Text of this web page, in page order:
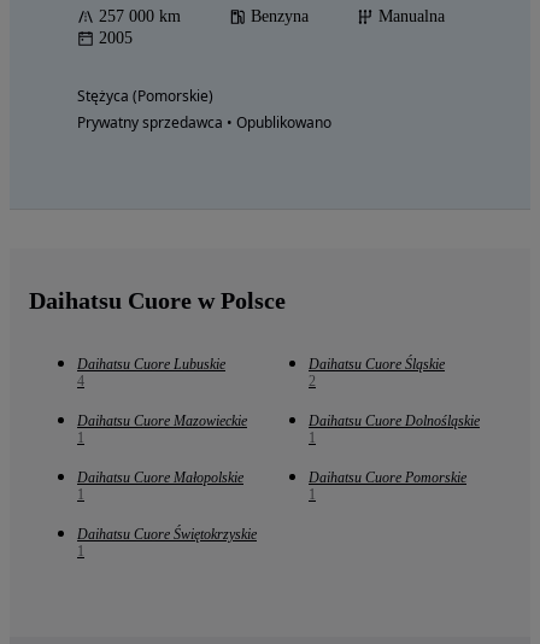
257 000 km Benzyna
Manualna
2005
Stężyca (Pomorskie)
Prywatny sprzedawca • Opublikowano
Daihatsu Cuore w Polsce
Daihatsu Cuore Lubuskie
4
Daihatsu Cuore Śląskie
2
Daihatsu Cuore Mazowieckie
1
Daihatsu Cuore Dolnośląskie
1
Daihatsu Cuore Małopolskie
1
Daihatsu Cuore Pomorskie
1
Daihatsu Cuore Świętokrzyskie
1